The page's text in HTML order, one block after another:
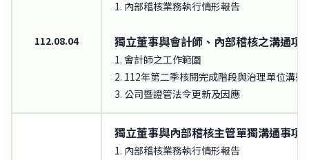
112.08.04
1. 內部稽核業務執行情形報告
獨立董事與會計師、內部稽核之溝通項
1. 會計師之工作範圍
2. 112年第二季核閱完成階段與治理單位溝通
3. 公司暨證管法令更新及因應
獨立董事與內部稽核主管單獨溝通事項
1. 內部稽核業務執行情形報告